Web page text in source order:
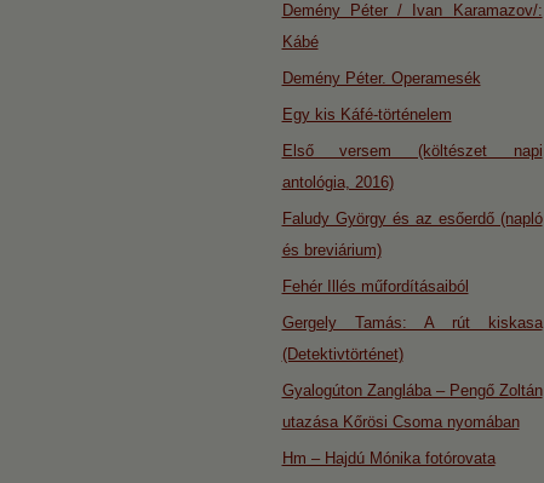
Demény Péter / Ivan Karamazov/:
Kábé
Demény Péter. Operamesék
Egy kis Káfé-történelem
Első versem (költészet napi
antológia, 2016)
Faludy György és az esőerdő (napló
és breviárium)
Fehér Illés műfordításaiból
Gergely Tamás: A rút kiskasa
(Detektivtörténet)
Gyalogúton Zanglába – Pengő Zoltán
utazása Kőrösi Csoma nyomában
Hm – Hajdú Mónika fotórovata